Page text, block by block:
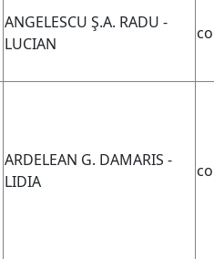
ANGELESCU Ş.A. RADU -
LUCIAN
ARDELEAN G. DAMARIS -
LIDIA